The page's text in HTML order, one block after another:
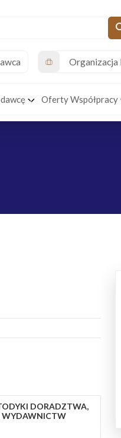
Organizacja
Oferty Współpracy
DORADZTWA,
WYDAWNICTW